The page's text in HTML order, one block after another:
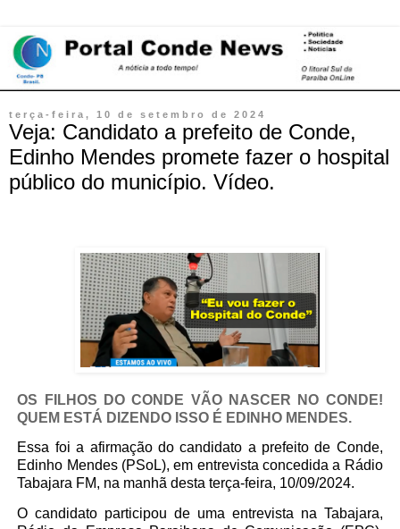
terça-feira, 10 de setembro de 2024
Veja: Candidato a prefeito de Conde,
Edinho Mendes promete fazer o hospital
público do município. Vídeo.
OS FILHOS DO CONDE VÃO NASCER NO CONDE!
QUEM ESTÁ DIZENDO ISSO É EDINHO MENDES.
Essa foi a afirmação do candidato a prefeito de Conde,
Edinho Mendes (PSoL), em entrevista concedida a Rádio
Tabajara FM, na manhã desta terça-feira, 10/09/2024.
O candidato participou de uma entrevista na Tabajara,